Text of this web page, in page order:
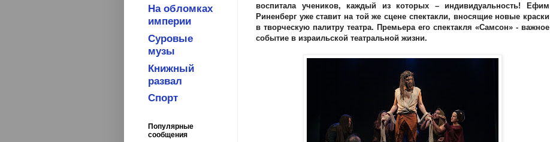
воспитала учеников, каждый из которых – индивидуальность! Ефим
Риненберг уже ставит на той же сцене спектакли, вносящие новые краски
в творческую палитру театра. Премьера его спектакля «Самсон» - важное
событие в израильской театральной жизни.
На обломках
империи
Суровые
музы
Книжный
развал
Спорт
Популярные
сообщения